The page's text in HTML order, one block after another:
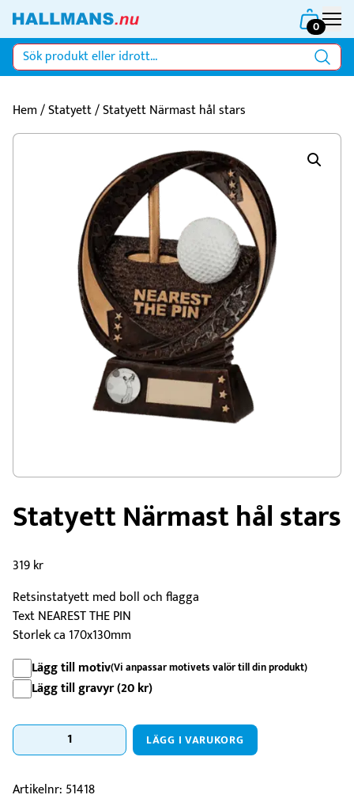
0
Hem/Statyett/ Statyett Närmast hål stars
Statyett Närmast hål stars
319kr
Retsinstatyett med boll och flagga
Text NEAREST THE PIN
Storlek ca 170x130mm
Lägg till motiv(Vi anpassar motivets valör till din produkt)
Lägg till gravyr (20kr)
Statyett
Närmast
stars
LÄGG I VARUKORG
Artikelnr: 51418